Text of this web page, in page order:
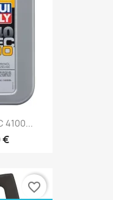
4100...
€
favorite_border